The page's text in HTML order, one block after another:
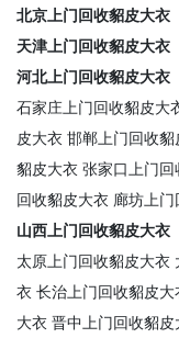
北京上门回收貂皮大衣
天津上门回收貂皮大衣
河北上门回收貂皮大衣
石家庄上门回收貂皮大
皮大衣 邯郸上门回收貂
貂皮大衣 张家口上门
回收貂皮大衣 廊坊上
山西上门回收貂皮大衣
太原上门回收貂皮大衣
衣 长治上门回收貂皮大
大衣 晋中上门回收貂皮